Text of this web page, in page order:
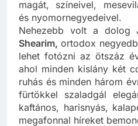
Indiában nagyon sok jó
magát, színeivel,
és nyomornegyedeivel.
Nehezebb volt a dolog
Shearim,ortodox
lehet fotózni az ötszáz
ahol minden kislány két
ruhás és minden három
fürtökkel szaladgál
kaftános, harisnyás,